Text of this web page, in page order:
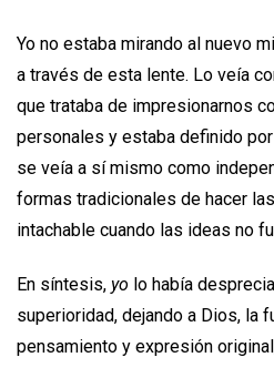
Yo no estaba mirando al nuevo
a través de esta lente. Lo veía
que trataba de impresionarnos
personales y estaba definido
se veía a sí mismo como
formas tradicionales de hacer
intachable cuando las ideas no
En síntesis, yo lo había
superioridad, dejando a Dios, la
pensamiento y expresión